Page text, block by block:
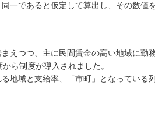
一であると仮定して算出し、その数値
えつつ、主に民間賃金の高い地域に勤
ら制度が導入されました。
地域と支給率、「市町」となっている